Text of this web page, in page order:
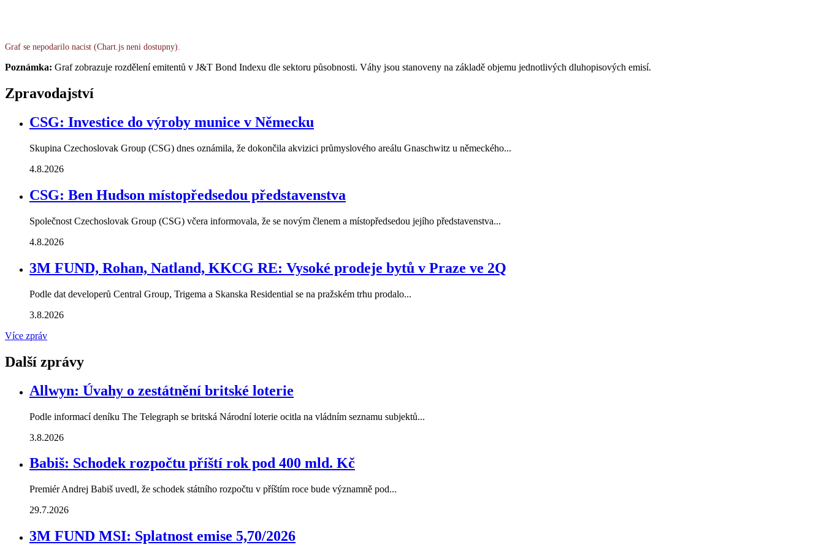
Graf se nepodarilo nacist (Chart.js neni dostupny).
Poznámka: Graf zobrazuje rozdělení emitentů v J&T Bond Indexu dle sektoru působnosti. Váhy jsou stanoveny na základě objemu jednotlivých dluhopisových emisí.
Zpravodajství
CSG: Investice do výroby munice v Německu
Skupina Czechoslovak Group (CSG) dnes oznámila, že dokončila akvizici průmyslového areálu Gnaschwitz u německého...
4.8.2026
CSG: Ben Hudson místopředsedou představenstva
Společnost Czechoslovak Group (CSG) včera informovala, že se novým členem a místopředsedou jejího představenstva...
4.8.2026
3M FUND, Rohan, Natland, KKCG RE: Vysoké prodeje bytů v Praze ve 2Q
Podle dat developerů Central Group, Trigema a Skanska Residential se na pražském trhu prodalo...
3.8.2026
Více zpráv
Další zprávy
Allwyn: Úvahy o zestátnění britské loterie
Podle informací deníku The Telegraph se britská Národní loterie ocitla na vládním seznamu subjektů...
3.8.2026
Babiš: Schodek rozpočtu příští rok pod 400 mld. Kč
Premiér Andrej Babiš uvedl, že schodek státního rozpočtu v příštím roce bude významně pod...
29.7.2026
3M FUND MSI: Splatnost emise 5,70/2026